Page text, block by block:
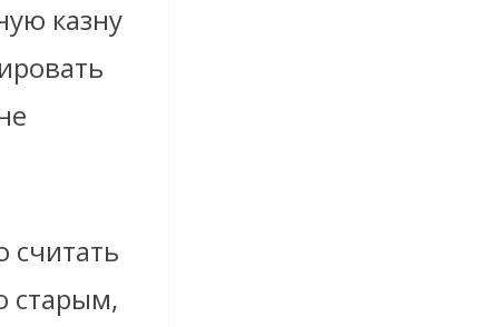
казну
считать
старым,